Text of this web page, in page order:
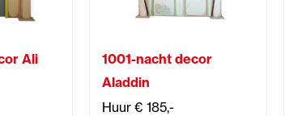
Ali
1001-nacht decor
Aladdin
Huur € 185,-